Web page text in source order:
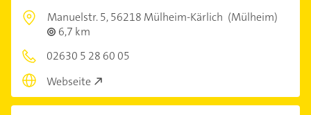
Manuelstr. 5,56218 Mülheim-Kärlich (Mülheim)
6,7 km
02630 5 28 60 05
Webseite